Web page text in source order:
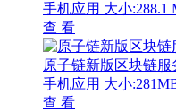
手机应用 大小:288.1
查 看
原子链新版区块链服
手机应用 大小
查 看